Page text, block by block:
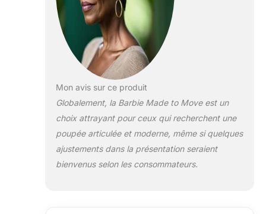
Mon avis sur ce produit
Globalement, la Barbie Made to Move est un
choix attrayant pour ceux qui recherchent une
poupée articulée et moderne, même si quelques
ajustements dans la présentation seraient
bienvenus selon les consommateurs.